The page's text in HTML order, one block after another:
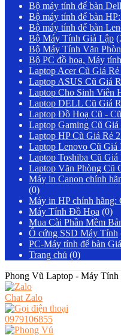
Bộ máy tính để bàn Dell
Bộ máy tính để bàn
Bộ máy tính để bàn
Bộ Máy Tính Giả Lập
Bộ Máy Tính Văn
Bộ PC đồ họa, Máy
Laptop Acer Cũ Giá
Laptop ASUS Cũ Giá
Laptop Cho Sinh Viên
Laptop DELL Cũ Giá
Laptop Đồ Hoạ Cũ -
Laptop Gaming Cũ Giá
Laptop HP Cũ Giá Rẻ
Laptop Lenovo Cũ Giá
Laptop Toshiba Cũ Giá
Laptop Văn Phòng Cũ
Máy in Canon chính
(0)
Máy in HP chính hãng:
Máy Tính Đồ Họa (0)
Mua Cài Phần Mềm
Ổ cứng SSD Máy Tính
PC-Máy tính để bàn
Trang chủ (0)
Phong Vũ Laptop - Máy Tính
Chat Zalo
0979106855